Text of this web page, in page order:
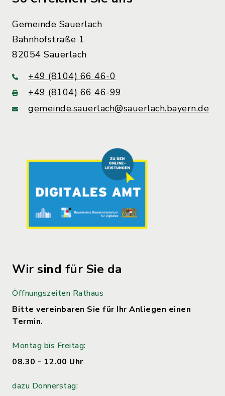
Gemeinde Sauerlach
Bahnhofstraße 1
82054 Sauerlach
+49 (8104) 66 46-0
+49 (8104) 66 46-99
gemeinde.sauerlach@sauerlach.bayern.de
Wir sind für Sie da
Öffnungszeiten Rathaus
Bitte vereinbaren Sie für Ihr Anliegen einen
Termin.
Montag bis Freitag:
08.30 - 12.00 Uhr
dazu Donnerstag: